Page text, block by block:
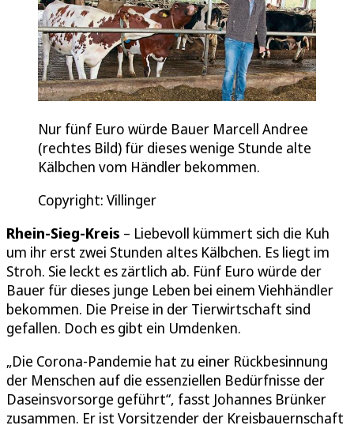
Nur fünf Euro würde Bauer Marcell Andree
(rechtes Bild) für dieses wenige Stunde alte
Kälbchen vom Händler bekommen.
Copyright: Villinger
Rhein-Sieg-Kreis – Liebevoll kümmert sich die Kuh
um ihr erst zwei Stunden altes Kälbchen. Es liegt im
Stroh. Sie leckt es zärtlich ab. Fünf Euro würde der
Bauer für dieses junge Leben bei einem Viehhändler
bekommen. Die Preise in der Tierwirtschaft sind
gefallen. Doch es gibt ein Umdenken.
„Die Corona-Pandemie hat zu einer Rückbesinnung
der Menschen auf die essenziellen Bedürfnisse der
Daseinsvorsorge geführt“, fasst Johannes Brünker
zusammen. Er ist Vorsitzender der Kreisbauernschaft